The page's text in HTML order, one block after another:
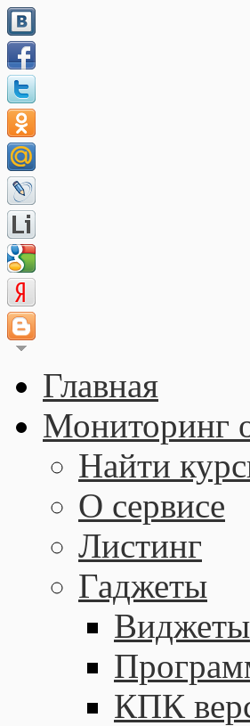
Главная
Мониторинг
Найти
О сервисе
Листинг
Гаджеты
Виджеты
КПК